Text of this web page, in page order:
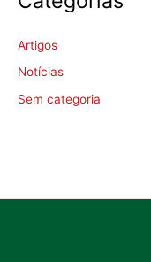
Artigos
Notícias
Sem categoria